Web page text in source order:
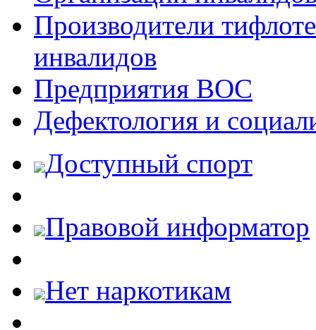
Производители
инвалидов
Предприятия ВОС
Дефектология и
Доступный спорт
Правовой информатор
Нет наркотикам